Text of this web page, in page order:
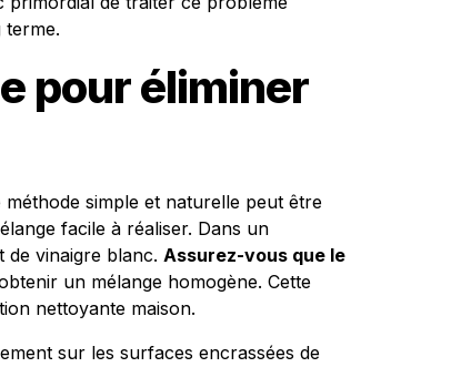
terme.
pour éliminer
simple et naturelle peut être
facile à réaliser. Dans un
de vinaigre blanc. Assurez-vous que le
un mélange homogène. Cette
nettoyante maison.
sur les surfaces encrassées de